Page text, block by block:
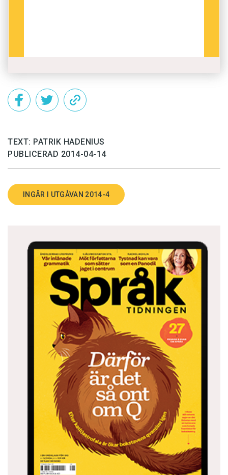
TEXT: PATRIK HADENIUS
PUBLICERAD 2014-04-14
INGÅR I UTGÅVAN 2014-4